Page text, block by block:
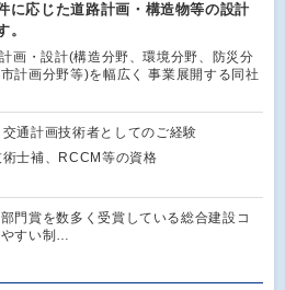
に応じた道路計画・構造物等の設計
。
画・設計(構造分野、環境分野、防災分
計画分野等)を幅広く 事業展開する同社
交通計画技術者としてのご経験
術士補、RCCM等の資格
部門賞を数多く受賞している総合建設コ
やすい制…